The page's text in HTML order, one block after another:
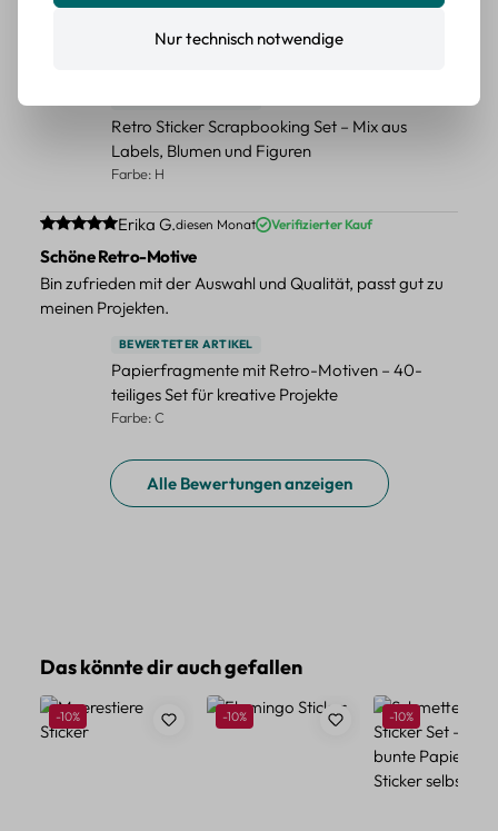
Tolle Sticker
Schöne Deko-Teile für meine Bücher, es passt zu meinem
Retro Sticker Scrapbooking Set – Mix aus
Labels, Blumen und Figuren
Farbe: H
Durchschnittliche Bewertung von 5 von 5 Sternen
Erika G.diesen Monat Verifizierter Kauf
Schöne Retro-Motive
Bin zufrieden mit der Auswahl und Qualität, passt gut zu
meinen Projekten.
BEWERTETER ARTIKEL
Papierfragmente mit Retro-Motiven – 40-
teiliges Set für kreative Projekte
Farbe: C
Alle Bewertungen anzeigen
Produktgalerie überspringen
Das könnte dir auch gefallen
Rabatt
-10% Rabatt
-10% Rabatt
-10%
Nur technisch notwendige